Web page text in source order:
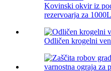
Kovinski okvir iz
rezervoarja za
Odličen krogelni